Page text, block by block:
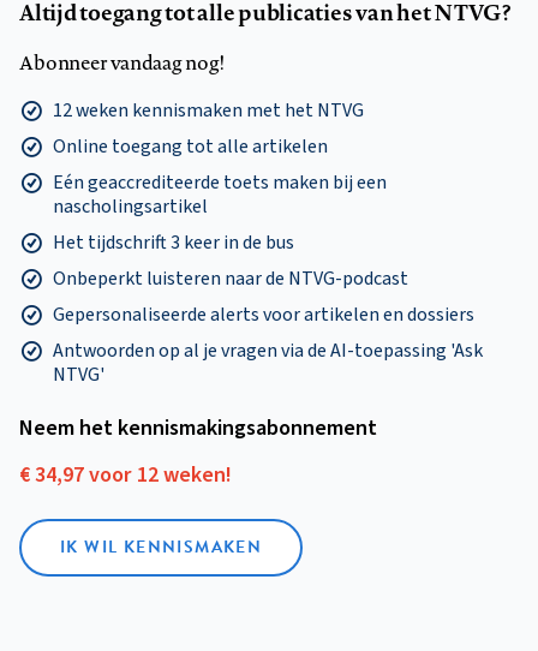
Altijd toegang tot alle publicaties van het NTVG?
Abonneer vandaag nog!
12 weken kennismaken met het NTVG
Online toegang tot alle artikelen
Eén geaccrediteerde toets maken bij een
nascholingsartikel
Het tijdschrift 3 keer in de bus
Onbeperkt luisteren naar de NTVG-podcast
Gepersonaliseerde alerts voor artikelen en dossiers
Antwoorden op al je vragen via de AI-toepassing 'Ask
NTVG'
Neem het kennismakings­abonnement
€ 34,97 voor 12 weken!
IK WIL KENNISMAKEN